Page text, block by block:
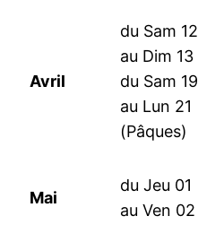
Avril
du Sam 12
au Dim 13
du Sam 19
au Lun 21
(Pâques)
Mai
du Jeu 01
au Ven 02